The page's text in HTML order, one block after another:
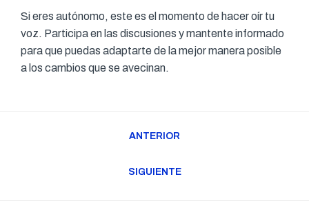
Si eres autónomo, este es el momento de hacer oír tu
voz. Participa en las discusiones y mantente informado
para que puedas adaptarte de la mejor manera posible
a los cambios que se avecinan.
ANTERIOR
SIGUIENTE